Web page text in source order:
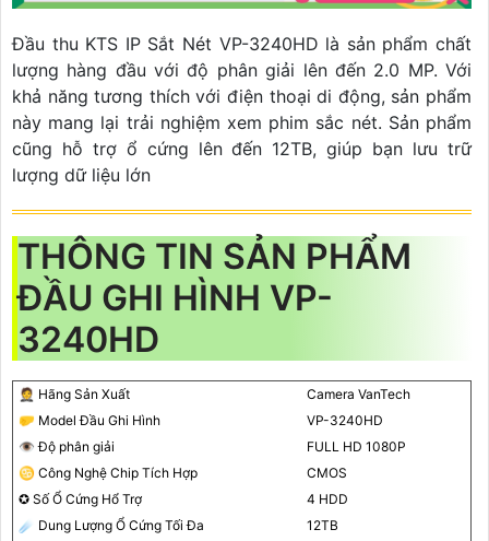
Đầu thu KTS IP Sắt Nét VP-3240HD là sản phẩm chất
lượng hàng đầu với độ phân giải lên đến 2.0 MP. Với
khả năng tương thích với điện thoại di động, sản phẩm
này mang lại trải nghiệm xem phim sắc nét. Sản phẩm
cũng hỗ trợ ổ cứng lên đến 12TB, giúp bạn lưu trữ
lượng dữ liệu lớn
THÔNG TIN SẢN PHẨM
ĐẦU GHI HÌNH VP-
3240HD
🤵 Hãng Sản Xuất
Camera VanTech
🤛 Model Đầu Ghi Hình
VP-3240HD
👁 Độ phân giải
FULL HD 1080P
♋ Công Nghệ Chip Tích Hợp
CMOS
✪ Số Ổ Cứng Hổ Trợ
4 HDD
☄️ Dung Lượng Ổ Cứng Tối Đa
12TB